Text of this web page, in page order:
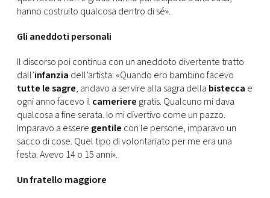
hanno costruito qualcosa dentro di sé».
Gli aneddoti personali
Il discorso poi continua con un aneddoto divertente tratto
dall’infanzia dell’artista: «Quando ero bambino facevo
tutte le sagre, andavo a servire alla sagra della bistecca e
ogni anno facevo il cameriere gratis. Qualcuno mi dava
qualcosa a fine serata. Io mi divertivo come un pazzo.
Imparavo a essere gentile con le persone, imparavo un
sacco di cose. Quel tipo di volontariato per me era una
festa. Avevo 14 o 15 anni».
Un fratello maggiore